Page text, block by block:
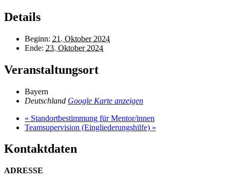
Details
Beginn: 21. Oktober 2024
Ende: 23. Oktober 2024
Veranstaltungsort
Bayern
Deutschland Google Karte anzeigen
« Standortbestimmung für Mentor/innen
Teamsupervision (Eingliederungshilfe) »
Kontaktdaten
ADRESSE